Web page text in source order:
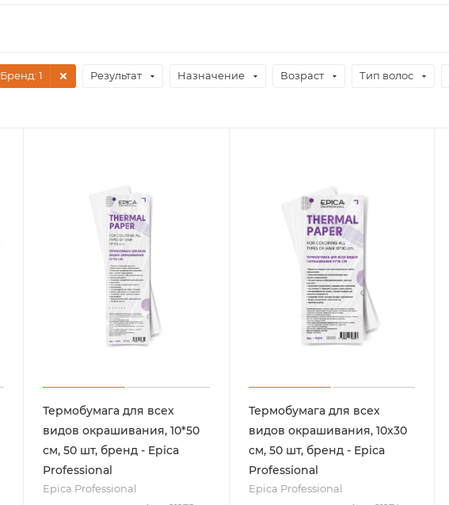
Бренд: 1 Результат Назначение Возраст Тип волос
Термобумага для всех
видов окрашивания, 10*50
см, 50 шт, бренд - Epica
Professional
Epica Professional
Термобумага для всех
видов окрашивания, 10x30
см, 50 шт, бренд - Epica
Professional
Epica Professional